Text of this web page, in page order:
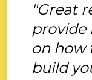
"Great
on how
build